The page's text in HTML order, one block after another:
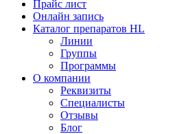
Прайс лист
Онлайн запись
Каталог препаратов HL
Линии
Группы
Программы
О компании
Реквизиты
Специалисты
Отзывы
Блог